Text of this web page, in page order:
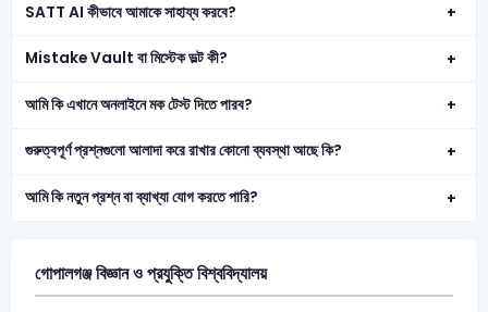
SATT AI কীভাবে আমাকে সাহায্য করবে?
Mistake Vault বা মিস্টেক ভল্ট কী?
আমি কি এখানে অনলাইনে মক টেস্ট দিতে পারব?
গুরুত্বপূর্ণ প্রশ্নগুলো আলাদা করে রাখার কোনো ব্যবস্থা আছে কি?
আমি কি নতুন প্রশ্ন বা ব্যাখ্যা যোগ করতে পারি?
গোপালগঞ্জ বিজ্ঞান ও প্রযুক্তি বিশ্ববিদ্যালয়